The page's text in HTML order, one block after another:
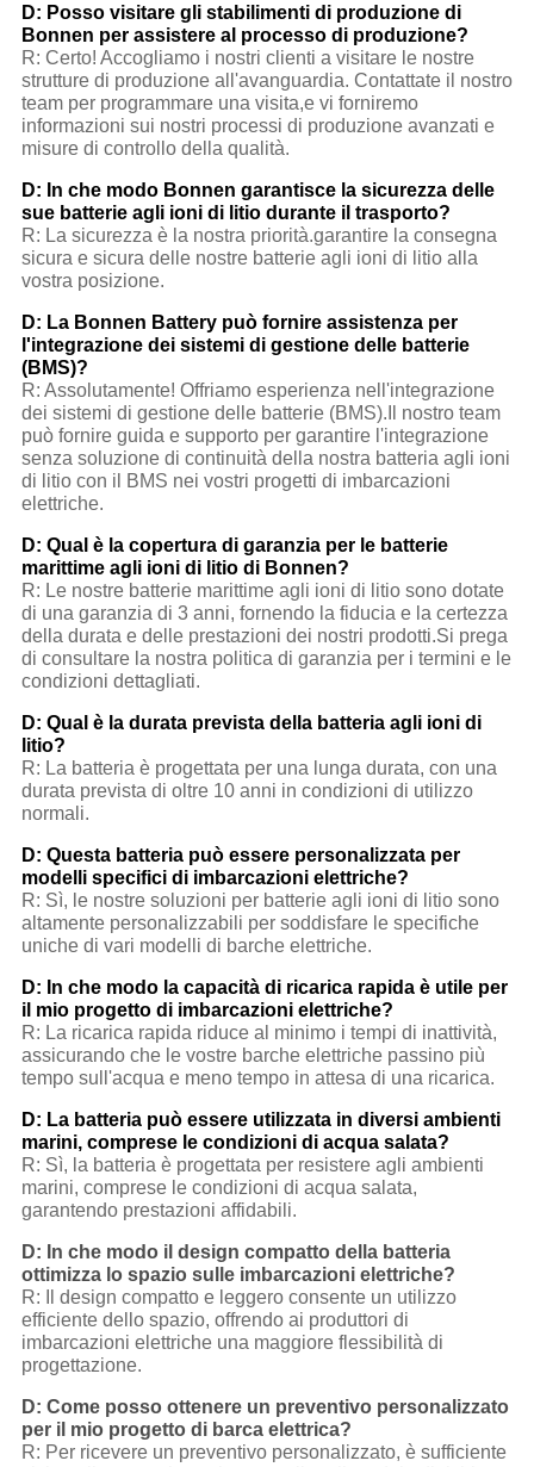
D: Posso visitare gli stabilimenti di produzione di
Bonnen per assistere al processo di produzione?
R: Certo! Accogliamo i nostri clienti a visitare le nostre
strutture di produzione all'avanguardia. Contattate il nostro
team per programmare una visita,e vi forniremo
informazioni sui nostri processi di produzione avanzati e
misure di controllo della qualità.
D: In che modo Bonnen garantisce la sicurezza delle
sue batterie agli ioni di litio durante il trasporto?
R: La sicurezza è la nostra priorità.garantire la consegna
sicura e sicura delle nostre batterie agli ioni di litio alla
vostra posizione.
D: La Bonnen Battery può fornire assistenza per
l'integrazione dei sistemi di gestione delle batterie
(BMS)?
R: Assolutamente! Offriamo esperienza nell'integrazione
dei sistemi di gestione delle batterie (BMS).Il nostro team
può fornire guida e supporto per garantire l'integrazione
senza soluzione di continuità della nostra batteria agli ioni
di litio con il BMS nei vostri progetti di imbarcazioni
elettriche.
D: Qual è la copertura di garanzia per le batterie
marittime agli ioni di litio di Bonnen?
R: Le nostre batterie marittime agli ioni di litio sono dotate
di una garanzia di 3 anni, fornendo la fiducia e la certezza
della durata e delle prestazioni dei nostri prodotti.Si prega
di consultare la nostra politica di garanzia per i termini e le
condizioni dettagliati.
D: Qual è la durata prevista della batteria agli ioni di
litio?
R: La batteria è progettata per una lunga durata, con una
durata prevista di oltre 10 anni in condizioni di utilizzo
normali.
D: Questa batteria può essere personalizzata per
modelli specifici di imbarcazioni elettriche?
R: Sì, le nostre soluzioni per batterie agli ioni di litio sono
altamente personalizzabili per soddisfare le specifiche
uniche di vari modelli di barche elettriche.
D: In che modo la capacità di ricarica rapida è utile per
il mio progetto di imbarcazioni elettriche?
R: La ricarica rapida riduce al minimo i tempi di inattività,
assicurando che le vostre barche elettriche passino più
tempo sull'acqua e meno tempo in attesa di una ricarica.
D: La batteria può essere utilizzata in diversi ambienti
marini, comprese le condizioni di acqua salata?
R: Sì, la batteria è progettata per resistere agli ambienti
marini, comprese le condizioni di acqua salata,
garantendo prestazioni affidabili.
D: In che modo il design compatto della batteria
ottimizza lo spazio sulle imbarcazioni elettriche?
R: Il design compatto e leggero consente un utilizzo
efficiente dello spazio, offrendo ai produttori di
imbarcazioni elettriche una maggiore flessibilità di
progettazione.
D: Come posso ottenere un preventivo personalizzato
per il mio progetto di barca elettrica?
R: Per ricevere un preventivo personalizzato, è sufficiente